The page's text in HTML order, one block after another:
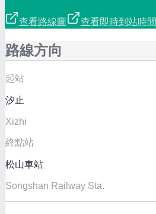
查看路線圖 查看即時到站時間
路線方向
起站
汐止
Xizhi
終點站
松山車站
Songshan Railway Sta.